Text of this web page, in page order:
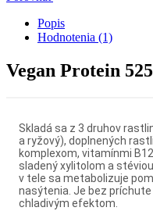
Popis
Hodnotenia (1)
Vegan Protein
Skladá sa z 3 druhov
a ryžový), doplnených
komplexom, vitamínmi
sladený xylitolom a
v tele sa metabolizuje
nasýtenia. Je bez
chladivým efektom.